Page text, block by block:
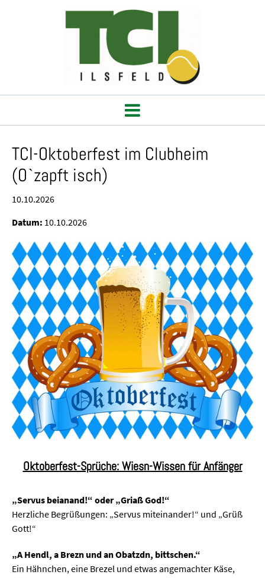
TCI-Oktoberfest im Clubheim
(O`zapft isch)
10.10.2026
Datum: 10.10.2026
Oktoberfest-Sprüche: Wiesn-Wissen für Anfänger
„Servus beianand!“ oder „Griaß God!“
Herzliche Begrüßungen: „Servus miteinander!“ und „Grüß
Gott!“
„A Hendl, a Brezn und an Obatzdn, bittschen.“
Ein Hähnchen, eine Brezel und etwas angemachter Käse,